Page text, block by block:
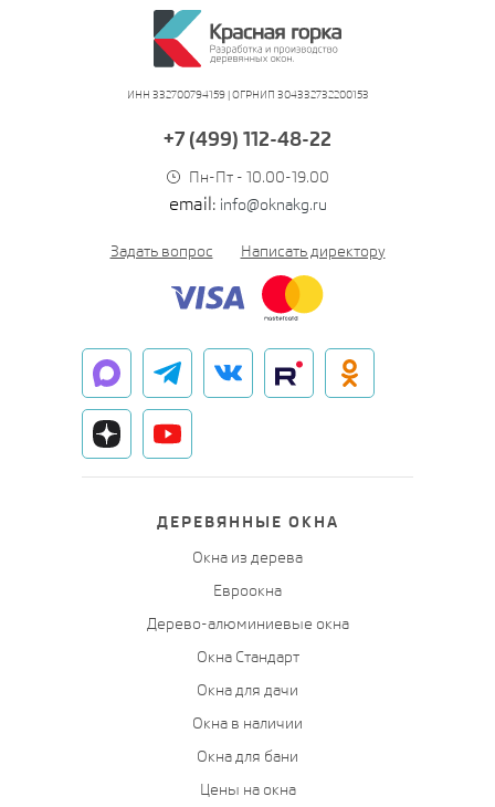
ИНН 332700794159 | ОГРНИП 304332732200153
+7 (499) 112-48-22
Пн-Пт - 10.00-19.00
email: info@oknakg.ru
Написать директору
Задать вопрос
ДЕРЕВЯННЫЕ ОКНА
Окна из дерева
Евроокна
Дерево-алюминиевые окна
Окна Стандарт
Окна для дачи
Окна в наличии
Окна для бани
Цены на окна